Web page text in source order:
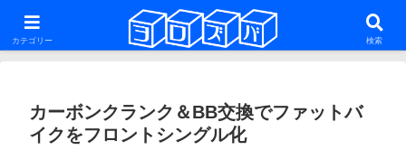
ファットバイク・29er・ミニベロ・グラベルロードを話題にした雑多な自転車
系ブログ
カーボンクランク＆BB交換でファットバ
イクをフロントシングル化
カテゴリー 検索